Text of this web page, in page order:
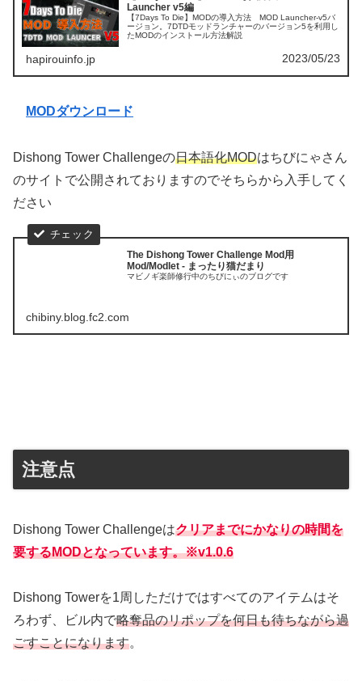
Launcher v5編
【7Days To Die】MODの導入方法 MOD Launcher-v5バ
ージョン。7DTDモッドランチャーのバージョン5を利用し
たMODのインストール方法解説
hapirouinfo.jp 2023/05/23
MODダウンロード
Dishong Tower Challengeの日本語化MODはちびにゃさん
のサイトで公開されておりますのでそちらから入手してく
ださい
The Dishong Tower Challenge Mod用
Mod/Modlet - まったり猫だまり
マビノギ楽師修行中のちびにぃのブログです
chibiny.blog.fc2.com
注意点
Dishong Tower Challengeはクリアまでにかなりの時間を
要するMODとなっています。※v1.0.6
Dishong Towerを1周しただけではすべてのアイテムはそ
ろわず、ビル内で略奪品のリポップを何日も待ちながら過
ごすことになります。